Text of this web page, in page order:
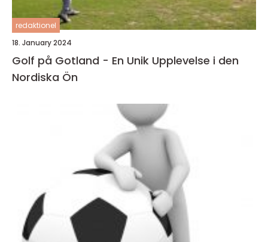
redaktionel
18. January 2024
Golf på Gotland - En Unik Upplevelse i den
Nordiska Ön